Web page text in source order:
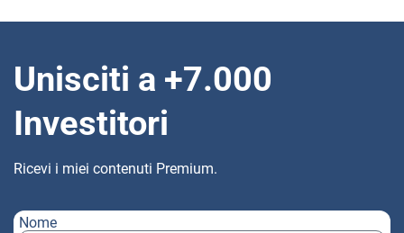
Unisciti a +7.000
Investitori
Ricevi i miei contenuti Premium.
Nome